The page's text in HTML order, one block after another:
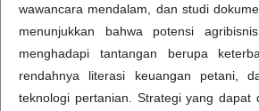
wawancara mendalam, dan studi
menunjukkan bahwa potensi
menghadapi tantangan berupa
rendahnya literasi keuangan petani,
teknologi pertanian. Strategi yang dapat